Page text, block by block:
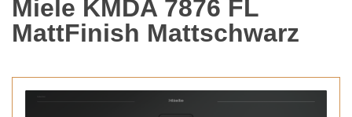
Miele KMDA 7876 FL
MattFinish Mattschwarz